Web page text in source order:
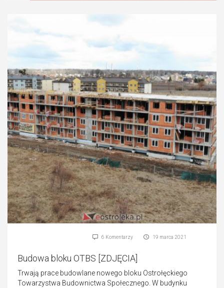
19 marca 2021
6 Komentarzy
Budowa bloku OTBS [ZDJĘCIA]
Trwają prace budowlane nowego bloku Ostrołęckiego
Towarzystwa Budownictwa Społecznego. W budynku